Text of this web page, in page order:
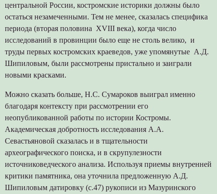
центральной России, костромские историки должны было
остаться незамеченными. Тем не менее, сказалась специфика
периода (вторая половина XVIII века), когда число
исследований в провинции было еще не столь велико, и
труды первых костромских краеведов, уже упомянутые А.Д.
Шипиловым, были рассмотрены пристально и заиграли
новыми красками.
Можно сказать больше, Н.С. Сумароков выиграл именно
благодаря контексту при рассмотрении его
неопубликованной работы по истории Костромы.
Академическая добротность исследования А.А.
Севастьяновой сказалась и в тщательности
археографического поиска, и в скрупулезности
источниковедческого анализа. Используя приемы внутренней
критики памятника, она уточнила предложенную А.Д.
Шипиловым датировку (с.47) рукописи из Мазуринского